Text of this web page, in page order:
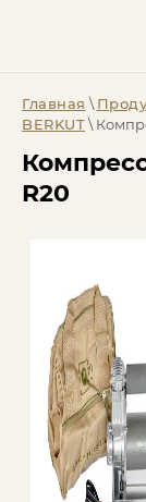
Главная \
BERKUT\
R20